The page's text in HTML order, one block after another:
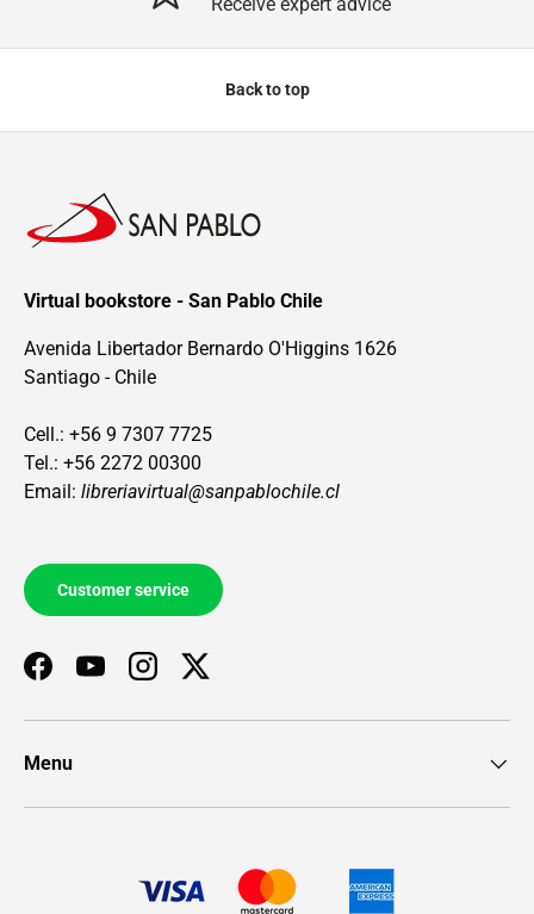
Back to top
Virtual bookstore - San Pablo Chile
Avenida Libertador Bernardo O'Higgins 1626
Santiago - Chile
Cell.: +56 9 7307 7725
Tel.: +56 2272 00300
Email: libreriavirtual@sanpablochile.cl
Customer service
FacebookYouTubeInstagramTwitter
Menu